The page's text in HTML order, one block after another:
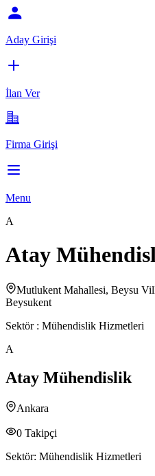
Aday Girişi
İlan Ver
Firma Girişi
Menu
A
Atay
Mutlukent Mahallesi, Beysu
Beysukent
Sektör : Mühendislik Hizmetleri
A
Atay Mühendislik
Ankara
0 Takipçi
Sektör: Mühendislik Hizmetleri